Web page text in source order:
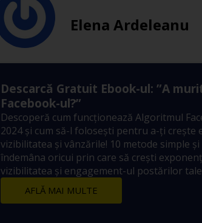
Elena Ardeleanu
Descarcă Gratuit Ebook-ul: ”A
Facebook-ul?”
Descoperă cum funcționează Algoritmul
2024 și cum să-l folosești pentru a-ți crește
vizibilitatea și vânzările! 10 metode simple și
îndemâna oricui prin care să crești
vizibilitatea și engagement-ul postărilor
AFLĂ MAI MULTE